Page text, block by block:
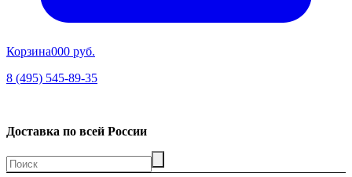
Корзина000 руб.
8 (495) 545-89-35
Доставка по всей России